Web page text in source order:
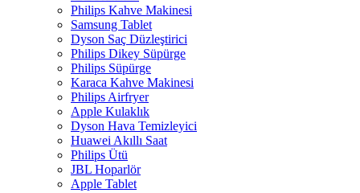
Philips Kahve Makinesi
Samsung Tablet
Dyson Saç Düzleştirici
Philips Dikey Süpürge
Philips Süpürge
Karaca Kahve Makinesi
Philips Airfryer
Apple Kulaklık
Dyson Hava Temizleyici
Huawei Akıllı Saat
Philips Ütü
JBL Hoparlör
Apple Tablet